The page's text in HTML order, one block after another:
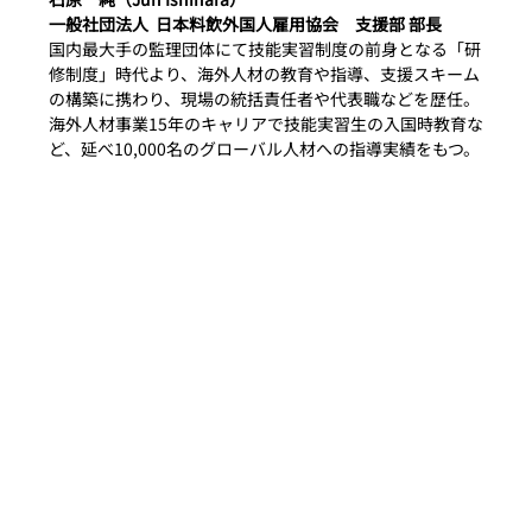
一般社団法人  日本料飲外国人雇用協会　支援部 部長
国内最大手の監理団体にて技能実習制度の前身となる「研
修制度」時代より、海外人材の教育や指導、支援スキーム
の構築に携わり、現場の統括責任者や代表職などを歴任。
海外人材事業15年のキャリアで技能実習生の入国時教育な
ど、延べ10,000名のグローバル人材への指導実績をもつ。